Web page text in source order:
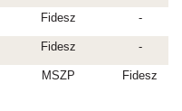
Fidesz -
Fidesz -
MSZP Fidesz